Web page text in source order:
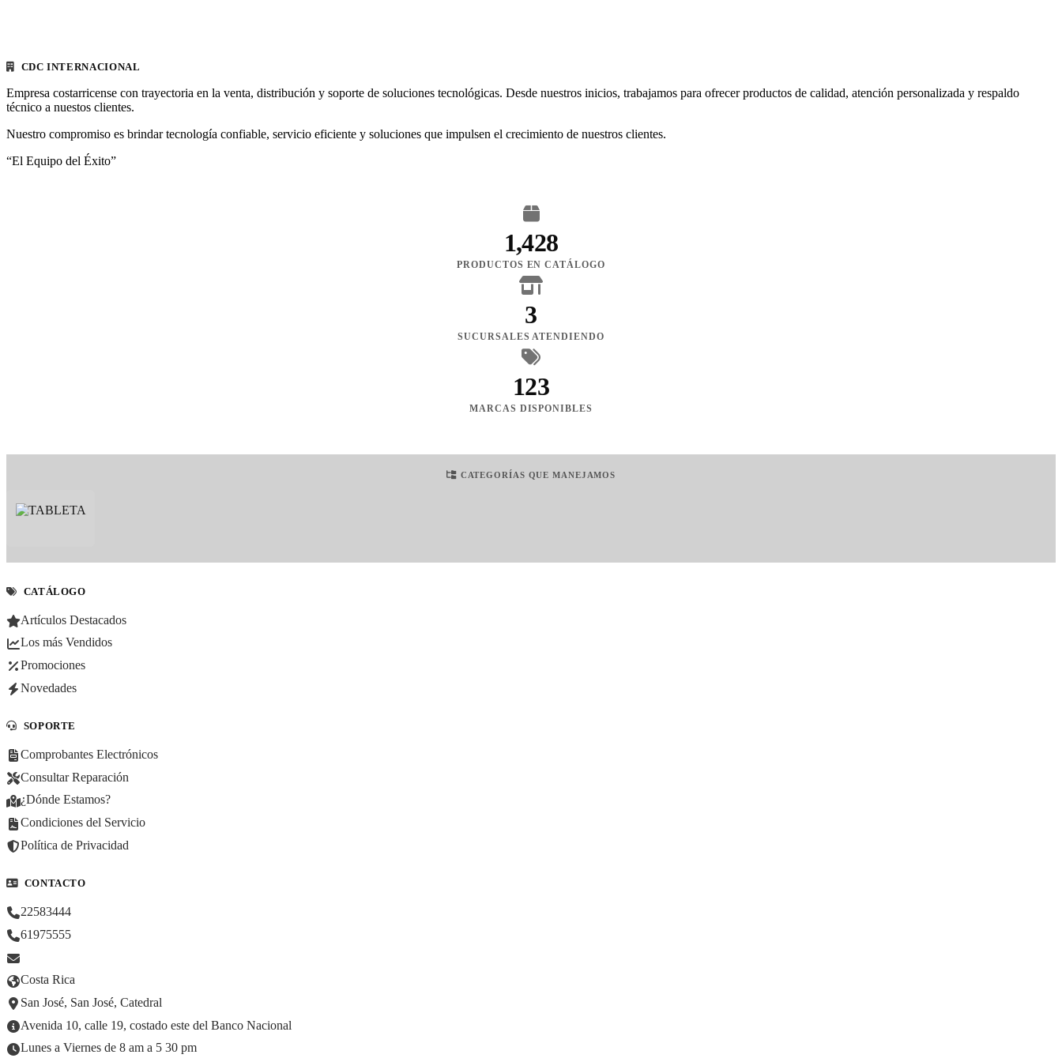
CDC INTERNACIONAL
Empresa costarricense con trayectoria en la venta, distribución y soporte de soluciones tecnológicas. Desde nuestros inicios, trabajamos para ofrecer productos de calidad, atención personalizada y respaldo
técnico a nuestos clientes.
Nuestro compromiso es brindar tecnología confiable, servicio eficiente y soluciones que impulsen el crecimiento de nuestros clientes.
“El Equipo del Éxito”
1,428
PRODUCTOS EN CATÁLOGO
3
SUCURSALES ATENDIENDO
123
MARCAS DISPONIBLES
CATEGORÍAS QUE MANEJAMOS
CATÁLOGO
Artículos Destacados
Los más Vendidos
Promociones
Novedades
SOPORTE
Comprobantes Electrónicos
Consultar Reparación
¿Dónde Estamos?
Condiciones del Servicio
Política de Privacidad
CONTACTO
22583444
61975555
Costa Rica
San José, San José, Catedral
Avenida 10, calle 19, costado este del Banco Nacional
Lunes a Viernes de 8 am a 5 30 pm